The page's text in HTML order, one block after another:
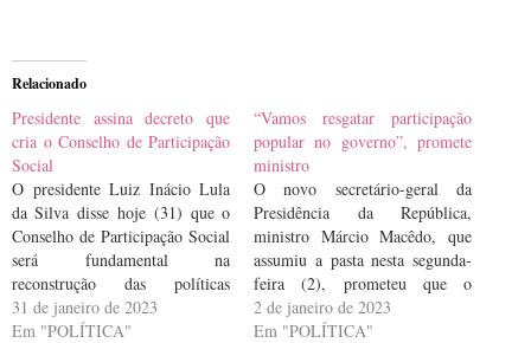
Relacionado
Presidente assina decreto que
cria o Conselho de Participação
Social
O presidente Luiz Inácio Lula
da Silva disse hoje (31) que o
Conselho de Participação Social
será fundamental na
reconstrução das políticas
públicas do país. Em evento no
Palácio do Planalto, ele assinou
31 de janeiro de 2023
Em "POLÍTICA"
“Vamos resgatar participação
popular no governo”, promete
ministro
O novo secretário-geral da
Presidência da República,
ministro Márcio Macêdo, que
assumiu a pasta nesta segunda-
feira (2), prometeu que o
governo retomará os
instrumentos de participação
2 de janeiro de 2023
Em "POLÍTICA"